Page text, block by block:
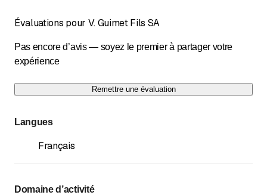
Évaluations pour V. Guimet Fils SA
Pas encore d’avis — soyez le premier à partager votre
expérience
Remettre une évaluation
Langues
Français
Domaine d’activité